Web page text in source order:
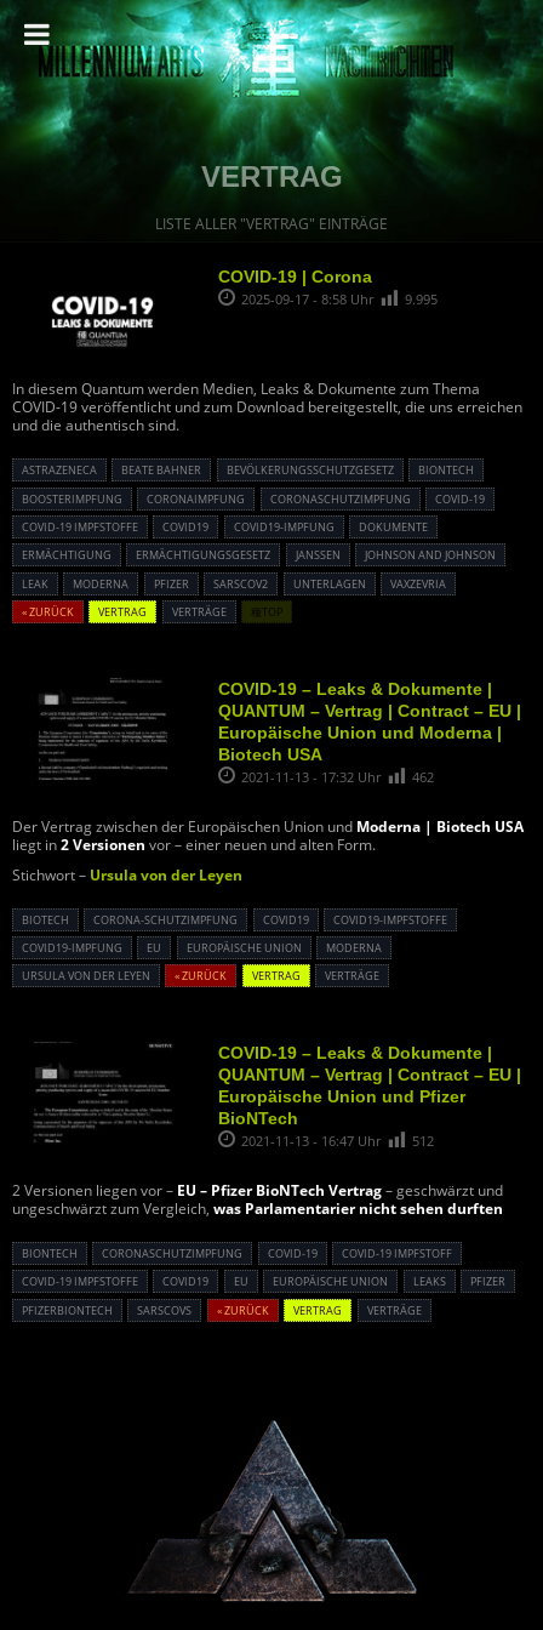
VERTRAG
LISTE ALLER "VERTRAG" EINTRÄGE
COVID-19 | Corona
2025-09-17 - 8:58 Uhr 9.995
In diesem Quantum werden Medien, Leaks & Dokumente zum Thema
COVID-19 veröffentlicht und zum Download bereitgestellt, die uns erreichen
und die authentisch sind.
ASTRAZENECA BEATE BAHNER BEVÖLKERUNGSSCHUTZGESETZ
BIONTECH
BOOSTERIMPFUNG
CORONAIMPFUNG CORONASCHUTZIMPFUNG
COVID-19
COVID-19 IMPFSTOFFE
COVID19 COVID19-IMPFUNG
DOKUMENTE
ERMÄCHTIGUNG
ERMÄCHTIGUNGSGESETZ JANSSEN
JOHNSON AND JOHNSON
LEAK
MODERNA PFIZER SARSCOV2 UNTERLAGEN
VAXZEVRIA
« ZURÜCK
VERTRAG VERTRÄGE 種TOP
COVID-19 – Leaks & Dokumente |
QUANTUM – Vertrag | Contract – EU |
Europäische Union und Moderna |
Biotech USA
2021-11-13 - 17:32 Uhr 462
Der Vertrag zwischen der Europäischen Union und Moderna | Biotech USA
liegt in2 Versionen vor – einer neuen und alten Form.
Stichwort – Ursula von der Leyen
BIOTECH CORONA-SCHUTZIMPFUNG COVID19
COVID19-IMPFSTOFFE
COVID19-IMPFUNG
EU EUROPÄISCHE UNION
MODERNA
URSULA VON DER LEYEN
« ZURÜCK VERTRAG VERTRÄGE
COVID-19 – Leaks & Dokumente |
QUANTUM – Vertrag | Contract – EU |
Europäische Union und Pfizer
BioNTech
2021-11-13 - 16:47 Uhr 512
2 Versionen liegen vor – EU – Pfizer BioNTech Vertrag– geschwärzt und
ungeschwärzt zum Vergleich, was Parlamentarier nicht sehen durften
BIONTECH CORONASCHUTZIMPFUNG COVID-19
COVID-19 IMPFSTOFF
COVID-19 IMPFSTOFFE
COVID19 EU EUROPÄISCHE UNION LEAKS
PFIZER
PFIZERBIONTECH
SARSCOVS « ZURÜCK VERTRAG VERTRÄGE
Powered By :